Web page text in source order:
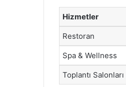
Hizmetler
Restoran
Spa & Wellness
Toplantı Salonları